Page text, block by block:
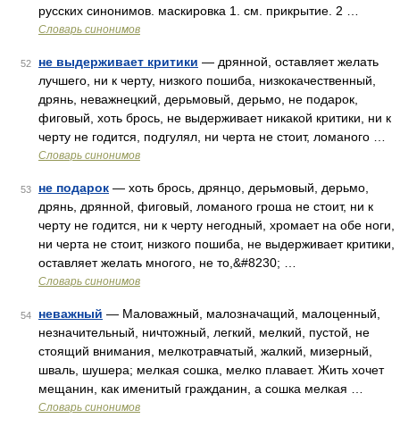
русских синонимов. маскировка 1. см. прикрытие. 2 …
Словарь синонимов
52 не выдерживает критики — дрянной, оставляет желать
лучшего, ни к черту, низкого пошиба, низкокачественный,
дрянь, неважнецкий, дерьмовый, дерьмо, не подарок,
фиговый, хоть брось, не выдерживает никакой критики, ни к
черту не годится, подгулял, ни черта не стоит, ломаного …
Словарь синонимов
53 не подарок — хоть брось, дрянцо, дерьмовый, дерьмо,
дрянь, дрянной, фиговый, ломаного гроша не стоит, ни к
черту не годится, ни к черту негодный, хромает на обе ноги,
ни черта не стоит, низкого пошиба, не выдерживает критики,
оставляет желать многого, не то,&#8230; …
Словарь синонимов
54 неважный — Маловажный, малозначащий, малоценный,
незначительный, ничтожный, легкий, мелкий, пустой, не
стоящий внимания, мелкотравчатый, жалкий, мизерный,
шваль, шушера; мелкая сошка, мелко плавает. Жить хочет
мещанин, как именитый гражданин, а сошка мелкая …
Словарь синонимов